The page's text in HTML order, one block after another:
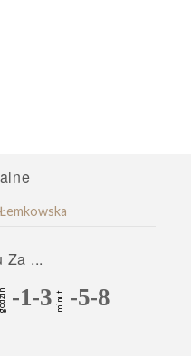
Za ...
-1-3 minut -5-8